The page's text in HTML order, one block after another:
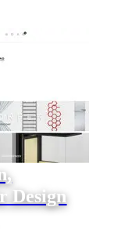
Design